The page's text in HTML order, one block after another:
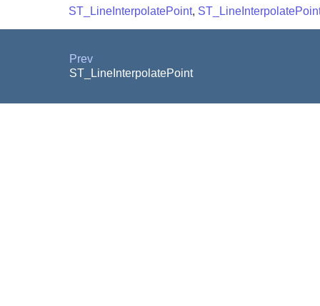
ST_LineInterpolatePoint,
Prev
ST_LineInterpolatePoint